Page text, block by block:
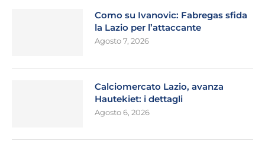
Como su Ivanovic: Fabregas sfida
la Lazio per l’attaccante
Agosto 7, 2026
Calciomercato Lazio, avanza
Hautekiet: i dettagli
Agosto 6, 2026